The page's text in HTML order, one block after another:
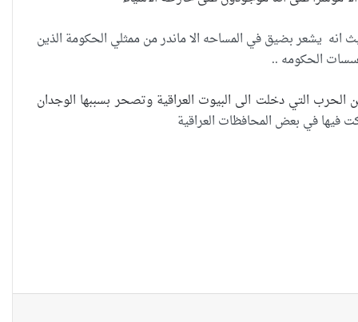
انه يشعر بضيق في المساحه الا ماندر من ممثلي الحكومة الذين
الحكومه ..
التي دخلت الى البيوت العراقية وتصحر بسببها الوجدان
فيها في بعض المحافظات العراقية
الحكومية وفتحت مطعم ؟